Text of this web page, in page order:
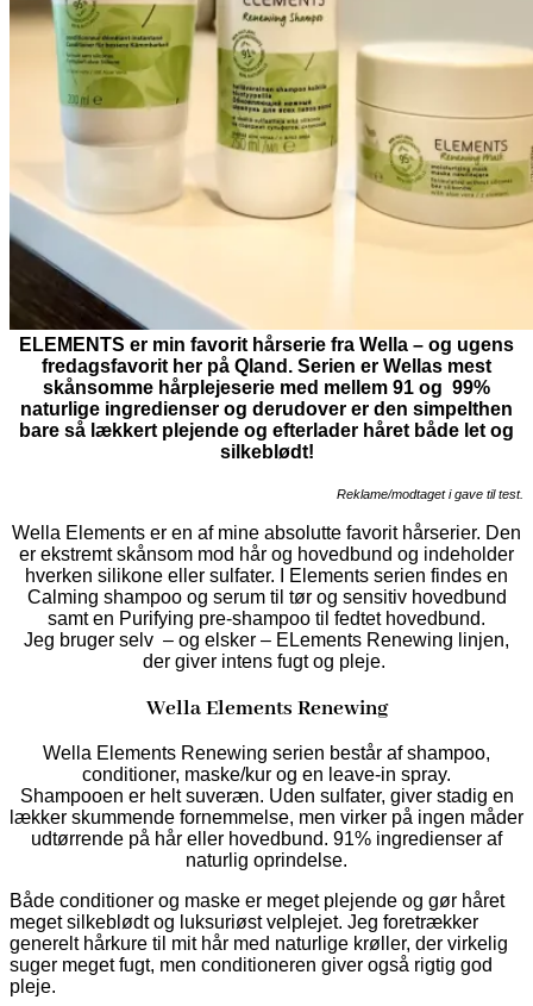
ELEMENTS er min favorit hårserie fra Wella – og ugens
fredagsfavorit her på Qland. Serien er Wellas mest
skånsomme hårplejeserie med mellem 91 og 99%
naturlige ingredienser og derudover er den simpelthen
bare så lækkert plejende og efterlader håret både let og
silkeblødt!
Reklame/modtaget i gave til test.
Wella Elements er en af mine absolutte favorit hårserier. Den
er ekstremt skånsom mod hår og hovedbund og indeholder
hverken silikone eller sulfater. I Elements serien findes en
Calming shampoo og serum til tør og sensitiv hovedbund
samt en Purifying pre-shampoo til fedtet hovedbund.
Jeg bruger selv – og elsker – ELements Renewing linjen,
der giver intens fugt og pleje.
Wella Elements Renewing
Wella Elements Renewing serien består af shampoo,
conditioner, maske/kur og en leave-in spray.
Shampooen er helt suveræn. Uden sulfater, giver stadig en
lækker skummende fornemmelse, men virker på ingen måder
udtørrende på hår eller hovedbund. 91% ingredienser af
naturlig oprindelse.
Både conditioner og maske er meget plejende og gør håret
meget silkeblødt og luksuriøst velplejet. Jeg foretrækker
generelt hårkure til mit hår med naturlige krøller, der virkelig
suger meget fugt, men conditioneren giver også rigtig god
pleje.